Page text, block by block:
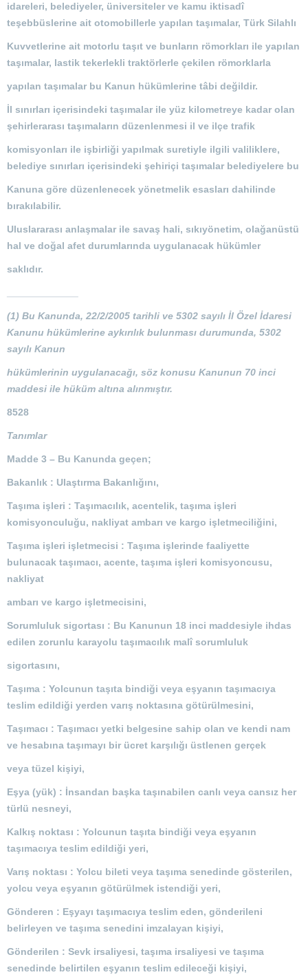
idareleri, belediyeler, üniversiteler ve kamu iktisadî
teşebbüslerine ait otomobillerle yapılan taşımalar, Türk Silahlı
Kuvvetlerine ait motorlu taşıt ve bunların römorkları ile yapılan
taşımalar, lastik tekerlekli traktörlerle çekilen römorklarla
yapılan taşımalar bu Kanun hükümlerine tâbi değildir.
İl sınırları içerisindeki taşımalar ile yüz kilometreye kadar olan
şehirlerarası taşımaların düzenlenmesi il ve ilçe trafik
komisyonları ile işbirliği yapılmak suretiyle ilgili valiliklere,
belediye sınırları içerisindeki şehiriçi taşımalar belediyelere bu
Kanuna göre düzenlenecek yönetmelik esasları dahilinde
bırakılabilir.
Uluslararası anlaşmalar ile savaş hali, sıkıyönetim, olağanüstü
hal ve doğal afet durumlarında uygulanacak hükümler
saklıdır.
(1) Bu Kanunda, 22/2/2005 tarihli ve 5302 sayılı İl Özel İdaresi
Kanunu hükümlerine aykırılık bulunması durumunda, 5302
sayılı Kanun
hükümlerinin uygulanacağı, söz konusu Kanunun 70 inci
maddesi ile hüküm altına alınmıştır.
8528
Tanımlar
Madde 3 – Bu Kanunda geçen;
Bakanlık : Ulaştırma Bakanlığını,
Taşıma işleri : Taşımacılık, acentelik, taşıma işleri
komisyonculuğu, nakliyat ambarı ve kargo işletmeciliğini,
Taşıma işleri işletmecisi : Taşıma işlerinde faaliyette
bulunacak taşımacı, acente, taşıma işleri komisyoncusu,
nakliyat
ambarı ve kargo işletmecisini,
Sorumluluk sigortası : Bu Kanunun 18 inci maddesiyle ihdas
edilen zorunlu karayolu taşımacılık malî sorumluluk
sigortasını,
Taşıma : Yolcunun taşıta bindiği veya eşyanın taşımacıya
teslim edildiği yerden varış noktasına götürülmesini,
Taşımacı : Taşımacı yetki belgesine sahip olan ve kendi nam
ve hesabına taşımayı bir ücret karşılığı üstlenen gerçek
veya tüzel kişiyi,
Eşya (yük) : İnsandan başka taşınabilen canlı veya cansız her
türlü nesneyi,
Kalkış noktası : Yolcunun taşıta bindiği veya eşyanın
taşımacıya teslim edildiği yeri,
Varış noktası : Yolcu bileti veya taşıma senedinde gösterilen,
yolcu veya eşyanın götürülmek istendiği yeri,
Gönderen : Eşyayı taşımacıya teslim eden, gönderileni
belirleyen ve taşıma senedini imzalayan kişiyi,
Gönderilen : Sevk irsaliyesi, taşıma irsaliyesi ve taşıma
senedinde belirtilen eşyanın teslim edileceği kişiyi,